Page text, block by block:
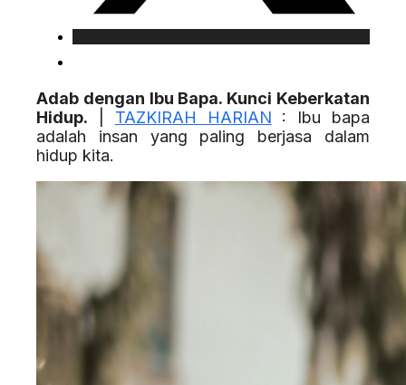
Adab dengan Ibu Bapa. Kunci Keberkatan
Hidup.
TAZKIRAH HARIAN : Ibu bapa
adalah insan yang paling berjasa dalam
hidup kita.